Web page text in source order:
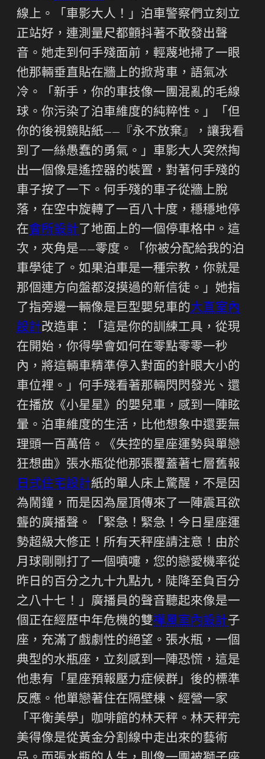
線上。「車影大人！」泊車警察們立刻立
正站好，連測量尺都顫抖著不敢發出聲
音。她走到何手殘面前，輕蔑地掃了一眼
他那輛垂直貼在牆上的掀背車，語氣冰
冷。「新手，你的車技像一團混亂的毛線
球。你污染了泊車維度的純粹性。」「但
你的後視鏡貼紙——『永不放棄』，讓我看
到了一絲愚蠢的勇氣。」車影大人突然掏
出一個像是遙控器的裝置，對著何手殘的
車子按了一下。何手殘的車子從牆上脫
落，在空中旋轉了一百八十度，穩穩地停
在會所設計 了地面上的一個停車格中。這
次，夾角是——零度。「你被分配給我的泊
車學徒了。如果泊車是一種宗教，你就是
那個連方向盤都沒摸過的新信徒。」她指
了指旁邊一輛像是巨型嬰兒車的大直室內
設計改造車：「這是你的訓練工具，從現
在開始，你得學會如何在零點零零一秒
內，將這輛車精準停入對面的針眼大小的
車位裡。」何手殘看著那輛閃閃發光、還
在播放《小星星》的嬰兒車，感到一陣眩
暈。泊車維度的生活，比他想象中還要無
理頭一百萬倍。《失控的星座運勢與單戀
狂想曲》張水瓶從他那張覆蓋著七層舊報
日式住宅設計紙的單人床上驚醒，不是因
為鬧鐘，而是因為屋頂傳來了一陣震耳欲
聾的廣播聲。「緊急！緊急！今日星座運
勢超級大修正！所有天秤座請注意！由於
月球剛剛打了一個噴嚏，您的戀愛機率從
昨日的百分之九十九點九，陡降至負百分
之八十七！」廣播員的聲音聽起來像是一
個正在經歷中年危機的雙禪風室內設計子
座，充滿了戲劇性的絕望。張水瓶，一個
典型的水瓶座，立刻感到一陣恐慌，這是
他患有「星座預報壓力症候群」後的標準
反應。他單戀著住在隔壁棟、經營一家
「平衡美學」咖啡館的林天秤。林天秤完
美得像是從黃金分割線中走出來的藝術